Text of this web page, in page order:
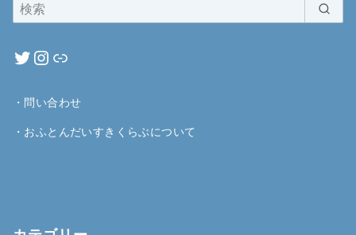
・ 問い合わせ
・ おふとんだいすきくらぶについて